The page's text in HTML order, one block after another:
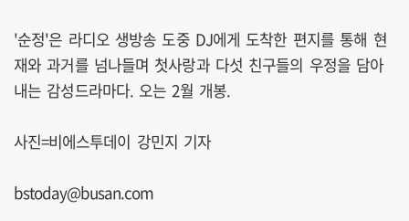
'순정'은 라디오 생방송 도중 DJ에게 도착한 편지를 통해 현
재와 과거를 넘나들며 첫사랑과 다섯 친구들의 우정을 담아
내는 감성드라마다. 오는 2월 개봉.
사진=비에스투데이 강민지 기자
bstoday@busan.com